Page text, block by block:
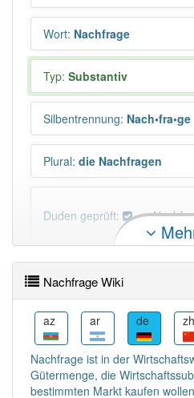
Wort: Nachfrage
Typ: Substantiv
Silbentrennung: Nach•fra•ge
Plural: die Nachfragen
Duden geprüft:
PowerIndex:460
Häufigkeit: 6 von 10
Wörter mit Endung-
Nachfrage Wiki
az ar de zh
Nachfrage ist in der
Gütermenge, die
bestimmten Markt kaufen